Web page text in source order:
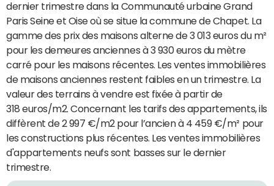
dernier trimestre dans la Communauté urbaine Grand
Paris Seine et Oise où se situe la commune de Chapet. La
gamme des prix des maisons alterne de 3 013 euros du m²
pour les demeures anciennes à 3 930 euros du mètre
carré pour les maisons récentes. Les ventes immobilières
de maisons anciennes restent faibles en un trimestre. La
valeur des terrains à vendre est fixée à partir de
318 euros/m2. Concernant les tarifs des appartements, ils
diffèrent de 2 997 €/m2 pour l’ancien à 4 459 €/m² pour
les constructions plus récentes. Les ventes immobilières
d'appartements neufs sont basses sur le dernier
trimestre.